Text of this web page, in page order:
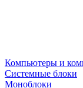
Компьютеры и
Системные блоки
Моноблоки